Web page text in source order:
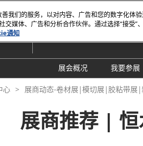
2026年10月27-29日
深圳国际会展中心
展会概况
展会概况
交通住宿
我要参展
展位
展商
心 展商动态-卷材展|模切展|胶粘带展|
展商推荐 |
我们的服务，以对内容、广告和您的数字化体
交媒体、广告和分析合作伙伴。通过选择“接受”
通知